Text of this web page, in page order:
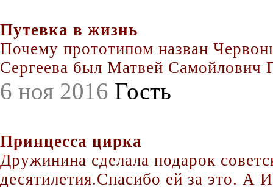
Путевка в жизнь
Почему прототипом назван
Сергеева был Матвей Самойлович
6 ноя 2016 Гость
Принцесса цирка
Дружинина сделала подарок
десятилетия.Спасибо ей за это. А